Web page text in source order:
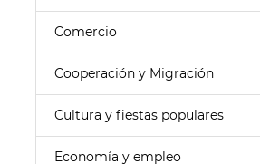
Comercio
Cooperación y Migración
Cultura y fiestas populares
Economía y empleo